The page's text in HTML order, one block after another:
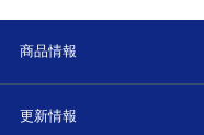
商品情報
更新情報